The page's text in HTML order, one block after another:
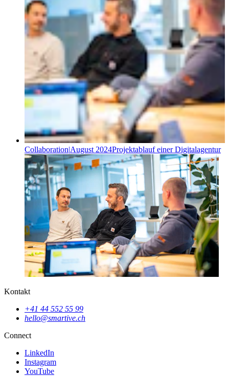
Collaboration|August 2024Projektablauf einer Digitalagentur
Kontakt
+41 44 552 55 99
hello@smartive.ch
Connect
LinkedIn
Instagram
YouTube